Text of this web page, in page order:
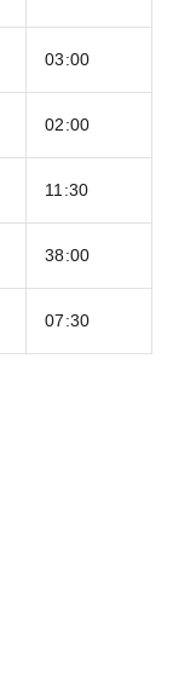
03:00
02:00
11:30
38:00
07:30